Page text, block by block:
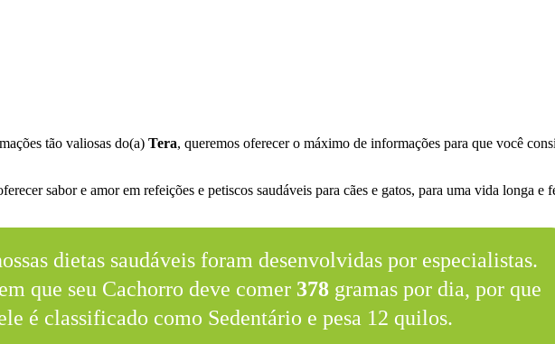
tão valiosas do(a) Tera, queremos oferecer o máximo de informações para que você
sabor e amor em refeições e petiscos saudáveis para cães e gatos, para uma vida longa e
dietas saudáveis foram desenvolvidas por especialistas.
que seu Cachorro deve comer 378 gramas por dia, por que
é classificado como Sedentário e pesa 12 quilos.